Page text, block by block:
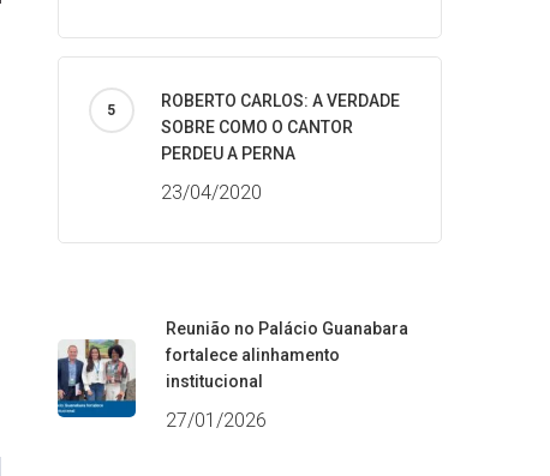
ROBERTO CARLOS: A VERDADE
SOBRE COMO O CANTOR
PERDEU A PERNA
23/04/2020
Reunião no Palácio Guanabara
fortalece alinhamento
institucional
27/01/2026